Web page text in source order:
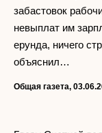
забастовок
невыплат им
ерунда, ничего
объяснил…
Общая газета,